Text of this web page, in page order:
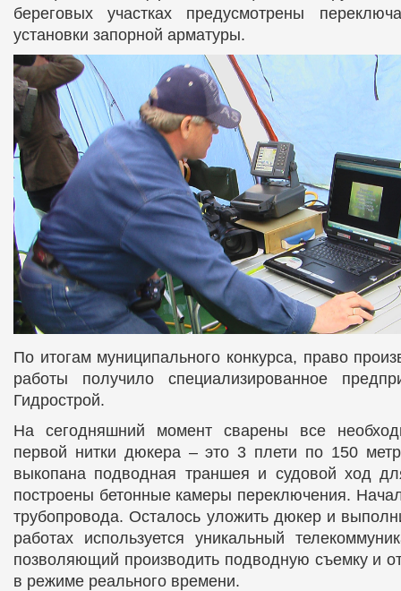
береговых участках предусмотрены
установки запорной арматуры.
По итогам муниципального конкурса, право
работы получило специализированное
Гидрострой.
На сегодняшний момент сварены все
первой нитки дюкера – это 3 плети по 150
выкопана подводная траншея и судовой ход
построены бетонные камеры переключения.
трубопровода. Осталось уложить дюкер и
работах используется уникальный
позволяющий производить подводную съемку и
в режиме реального времени.